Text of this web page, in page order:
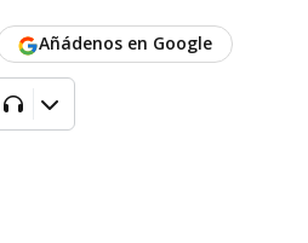
Añádenos en Google